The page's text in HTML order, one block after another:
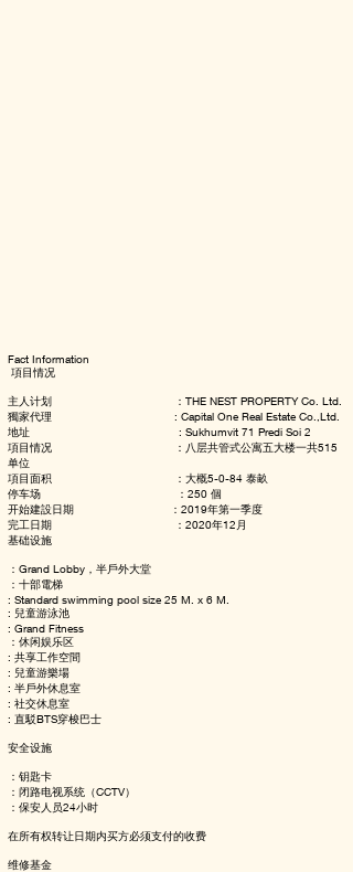
Fact Information
項目情况
主人计划 ：THE NEST PROPERTY Co. Ltd.
獨家代理 : Capital One Real Estate Co.,Ltd.
地址 : Sukhumvit 71 Predi Soi 2
項目情况 ：八层共管式公寓五大楼一共515
单位
項目面积 ：大概5-0-84 泰畝
停车场 ：250 個
开始建設日期 ：2019年第一季度
完工日期 ：2020年12月
基础设施
：Grand Lobby，半戶外大堂
：十部電梯
: Standard swimming pool size 25 M. x 6 M.
: 兒童游泳池
: Grand Fitness
：休闲娱乐区
: 共享工作空間
: 兒童游樂場
: 半戶外休息室
: 社交休息室
: 直駁BTS穿梭巴士
安全设施
：钥匙卡
：闭路电视系统（CCTV）
：保安人员24小时
在所有权转让日期内买方必须支付的收费
维修基金